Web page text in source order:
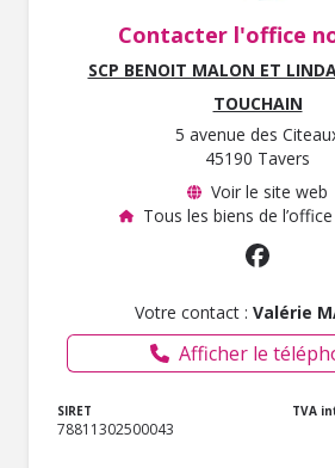
Contacter l'office
SCP BENOIT MALON ET
TOUCHAIN
5 avenue des
45190 Tavers
Voir le site web
Tous les biens de
Votre contact : Valérie
Afficher le
SIRET
78811302500043
TVA